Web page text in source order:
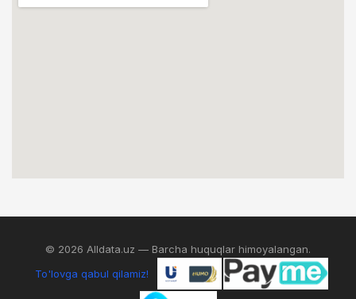
© 2026 Alldata.uz — Barcha huquqlar himoyalangan.
To'lovga qabul qilamiz!